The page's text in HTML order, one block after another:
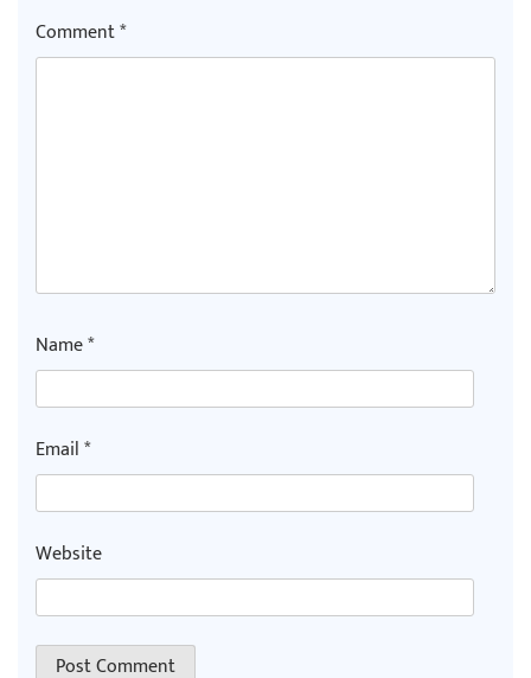
Comment*
Name*
Email*
Website